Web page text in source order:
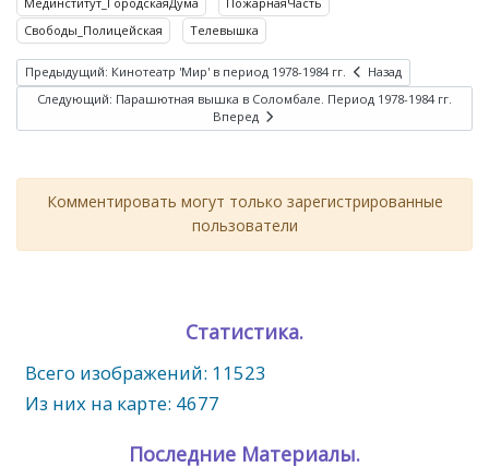
Свободы_Полицейская
Телевышка
Предыдущий: Кинотеатр 'Мир' в период 1978-1984 гг.
Назад
Следующий: Парашютная вышка в Соломбале. Период 1978-1984 гг.
Вперед
Комментировать могут только зарегистрированные
пользователи
Статистика.
Всего изображений: 11523
Из них на карте: 4677
Последние Материалы.